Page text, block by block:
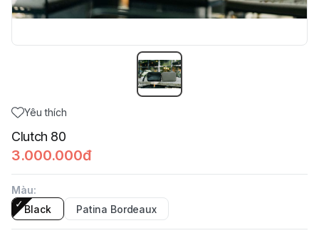
Yêu thích
Clutch 80
3.000.000đ
Màu:
Black
Patina Bordeaux